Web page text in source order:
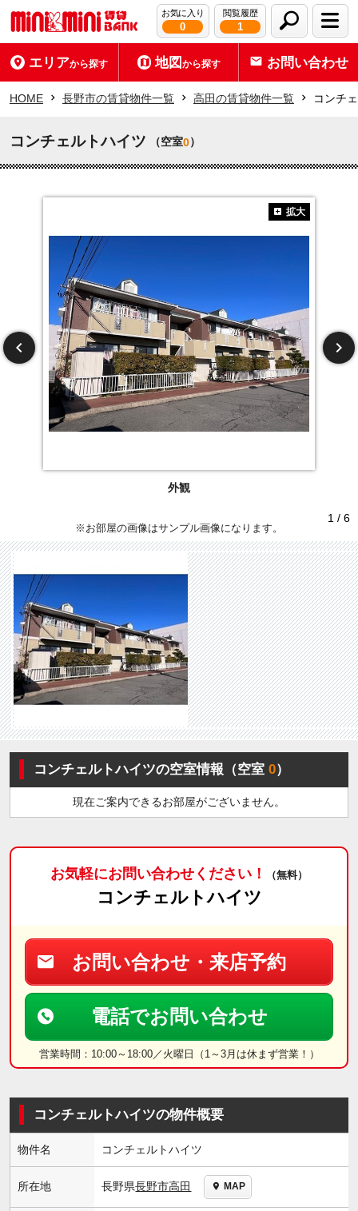
お気に入り
0
閲覧履歴
1
エリアから探す 地図から探す お問い合わせ
HOME 長野市の賃貸物件一覧 高田の賃貸物件一覧 コンチ
コンチェルトハイツ （空室0）
外観
拡大
1 / 6
※お部屋の画像はサンプル画像になります。
コンチェルトハイツの空室情報（空室0）
現在ご案内できるお部屋がございません。
お気軽にお問い合わせください！ （無料）
コンチェルトハイツ
お問い合わせ・来店予約
電話でお問い合わせ
営業時間：10:00～18:00／火曜日（1～3月は休まず営業！）
コンチェルトハイツの物件概要
物件名 コンチェルトハイツ
所在地 長野県長野市高田 MAP